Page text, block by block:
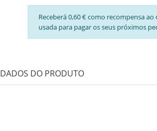
Receberá 0,60 € como recompensa
usada para pagar os seus próximos
DADOS DO PRODUTO